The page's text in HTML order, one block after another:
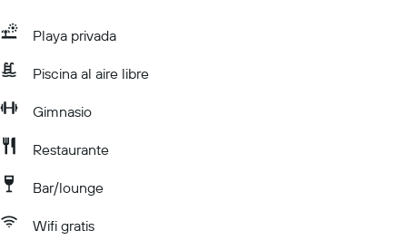
Playa privada
Piscina al aire libre
Gimnasio
Restaurante
Bar/lounge
Wifi gratis